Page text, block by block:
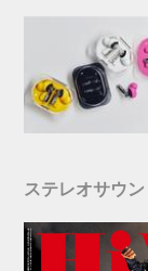
ステレオサウ